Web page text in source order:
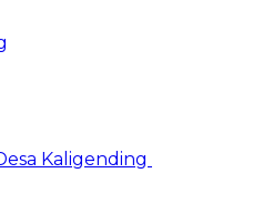
Kaligending